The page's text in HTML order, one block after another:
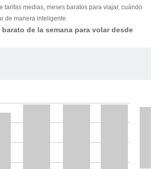
tarifas medias, meses baratos para viajar, cuándo
de manera inteligente.
de la semana para volar desde